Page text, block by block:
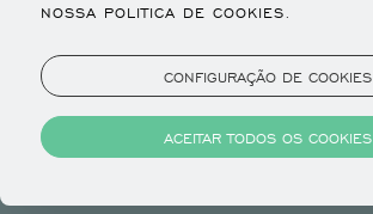
NOSSA POLITICA DE COOKIES.
CONFIGURAÇÃO DE COOKIES
ACEITAR TODOS OS COOKIES